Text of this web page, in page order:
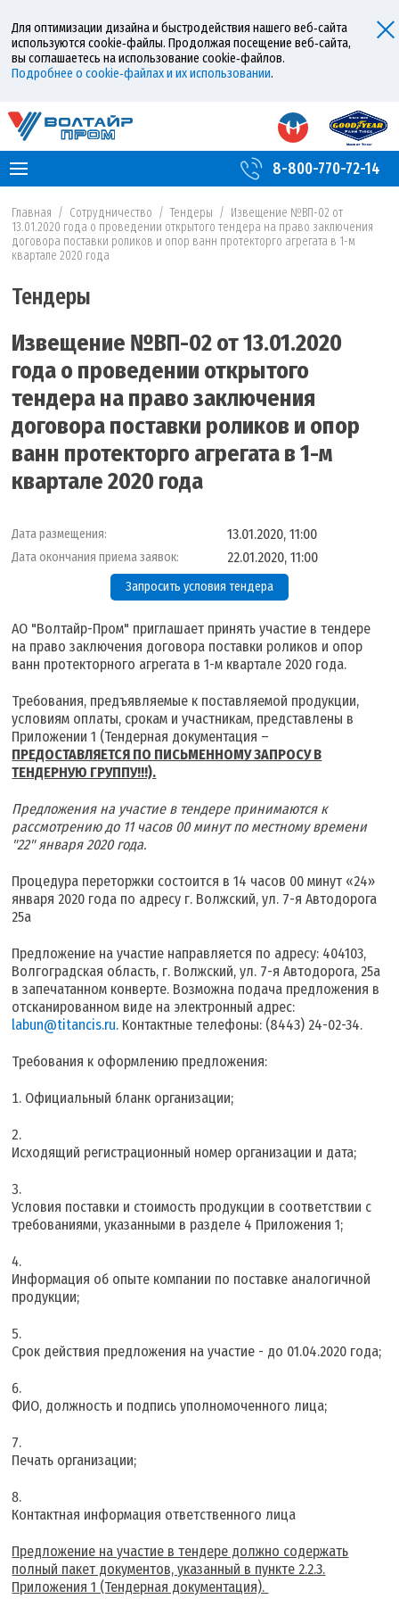
Для оптимизации дизайна и быстродействия нашего веб‑сайта
используются cookie‑файлы. Продолжая посещение веб‑сайта,
вы соглашаетесь на использование cookie‑файлов.
Подробнее о cookie‑файлах и их использовании.
8-800-770-72-14
Главная / Сотрудничество / Тендеры / Извещение №ВП-02 от
13.01.2020 года о проведении открытого тендера на право заключения
договора поставки роликов и опор ванн протекторго агрегата в 1-м
квартале 2020 года
Тендеры
Извещение №ВП-02 от 13.01.2020
года о проведении открытого
тендера на право заключения
договора поставки роликов и опор
ванн протекторго агрегата в 1-м
квартале 2020 года
Дата размещения: 13.01.2020, 11:00
Дата окончания приема заявок: 22.01.2020, 11:00
Запросить условия тендера
АО "Волтайр-Пром" приглашает принять участие в тендере
на право заключения договора поставки роликов и опор
ванн протекторного агрегата в 1-м квартале 2020 года.
Требования, предъявляемые к поставляемой продукции,
условиям оплаты, срокам и участникам, представлены в
Приложении 1 (Тендерная документация –
ПРЕДОСТАВЛЯЕТСЯ ПО ПИСЬМЕННОМУ ЗАПРОСУ В
ТЕНДЕРНУЮ ГРУППУ!!!).
Предложения на участие в тендере принимаются к
рассмотрению до 11 часов 00 минут по местному времени
"22" января 2020 года.
Процедура переторжки состоится в 14 часов 00 минут «24»
января 2020 года по адресу г. Волжский, ул. 7-я Автодорога
25а
Предложение на участие направляется по адресу: 404103,
Волгоградская область, г. Волжский, ул. 7-я Автодорога, 25а
в запечатанном конверте. Возможна подача предложения в
отсканированном виде на электронный адрес:
labun@titancis.ru. Контактные телефоны: (8443) 24-02-34.
Требования к оформлению предложения:
Официальный бланк организации;
Исходящий регистрационный номер организации и дата;
Условия поставки и стоимость продукции в соответствии с
требованиями, указанными в разделе 4 Приложения 1;
Информация об опыте компании по поставке аналогичной
продукции;
Срок действия предложения на участие - до 01.04.2020 года;
ФИО, должность и подпись уполномоченного лица;
Печать организации;
Контактная информация ответственного лица
Предложение на участие в тендере должно содержать
полный пакет документов, указанный в пункте 2.2.3.
Приложения 1 (Тендерная документация).